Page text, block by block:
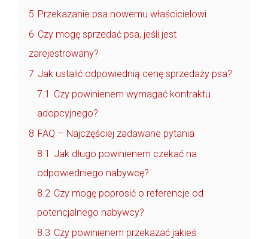
5 Przekazanie psa nowemu właścicielowi
6 Czy mogę sprzedać psa, jeśli jest
zarejestrowany?
7 Jak ustalić odpowiednią cenę sprzedaży psa?
7.1 Czy powinienem wymagać kontraktu
adopcyjnego?
8 FAQ – Najczęściej zadawane pytania
8.1 Jak długo powinienem czekać na
odpowiedniego nabywcę?
8.2 Czy mogę poprosić o referencje od
potencjalnego nabywcy?
8.3 Czy powinienem przekazać jakieś